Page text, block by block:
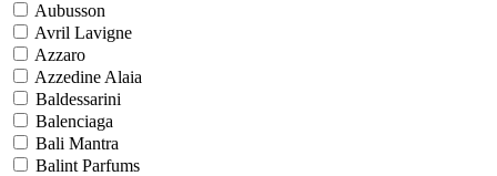
Aubusson
Avril Lavigne
Azzaro
Azzedine Alaia
Baldessarini
Balenciaga
Bali Mantra
Balint Parfums